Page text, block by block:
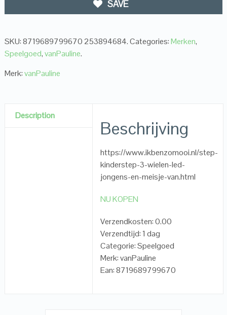
SAVE
SKU:8719689799670 253894684.Categories:Merken,
Speelgoed,vanPauline.
Merk:vanPauline
Description
Beschrijving
https://www.ikbenzomooi.nl/step-
kinderstep-3-wielen-led-
jongens-en-meisje-van.html
NU KOPEN
Verzendkosten: 0.00
Verzendtijd: 1 dag
Categorie: Speelgoed
Merk: vanPauline
Ean: 8719689799670